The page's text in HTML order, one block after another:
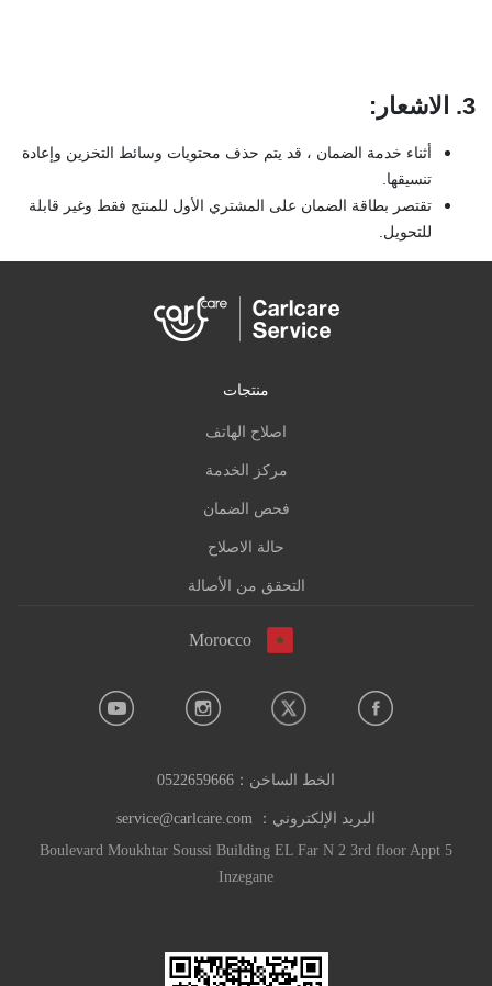
3. الاشعار :
أثناء خدمة الضمان ، قد يتم حذف محتويات وسائط التخزين وإعادة
تنسيقها.
تقتصر بطاقة الضمان على المشتري الأول للمنتج فقط وغير قابلة
للتحويل.
منتجات
اصلاح الهاتف
مركز الخدمة
فحص الضمان
حالة الاصلاح
التحقق من الأصالة
Morocco
الخط الساخن： 0522659666
البريد الإلكتروني： service@carlcare.com
Boulevard Moukhtar Soussi Building EL Far N 2 3rd floor Appt 5
Inzegane